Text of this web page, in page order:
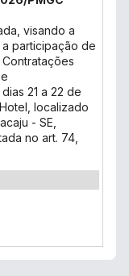
visando a
participação de
21 a 22 de
localizado
- SE,
no art. 74,